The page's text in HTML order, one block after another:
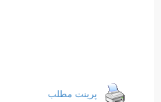
پرینت مطلب